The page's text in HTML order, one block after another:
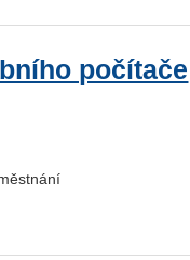
počítače